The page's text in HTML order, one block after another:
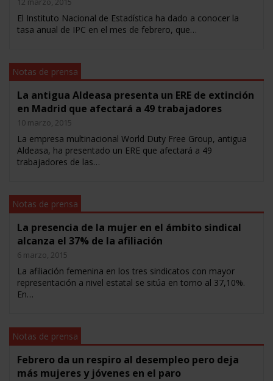
El Instituto Nacional de Estadística ha dado a conocer la
tasa anual de IPC en el mes de febrero, que…
Notas de prensa
La antigua Aldeasa presenta un ERE de extinción
en Madrid que afectará a 49 trabajadores
10 marzo, 2015
La empresa multinacional World Duty Free Group, antigua
Aldeasa, ha presentado un ERE que afectará a 49
trabajadores de las…
Notas de prensa
La presencia de la mujer en el ámbito sindical
alcanza el 37% de la afiliación
6 marzo, 2015
La afiliación femenina en los tres sindicatos con mayor
representación a nivel estatal se sitúa en torno al 37,10%.
En…
Notas de prensa
Febrero da un respiro al desempleo pero deja
más mujeres y jóvenes en el paro